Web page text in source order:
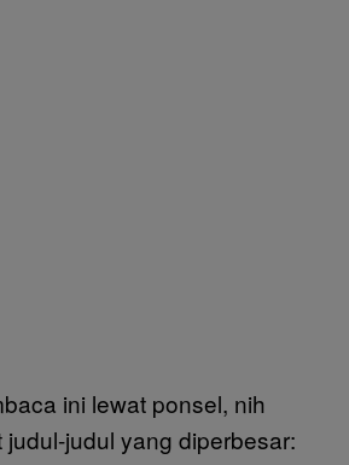
ini lewat ponsel, nih
judul yang diperbesar: